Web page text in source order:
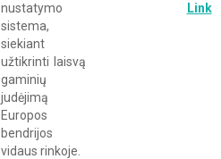
nustatymo
sistema,
siekiant
užtikrinti laisvą
gaminių
judėjimą
Europos
bendrijos
vidaus rinkoje.
Link